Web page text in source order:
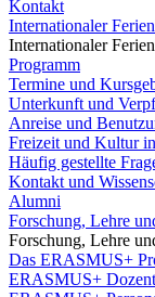
Kontakt
Internationaler
Internationaler
Programm
Termine und
Unterkunft und
Anreise und
Freizeit und Kultur
Häufig gestellte
Kontakt und
Alumni
Forschung, Lehre
Forschung, Lehre
Das ERASMUS+
ERASMUS+